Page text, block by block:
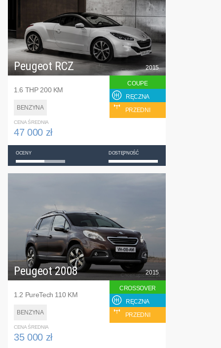
Peugeot RCZ
1.6 THP 200 KM
BENZYNA
2015
COUPE
RĘCZNA
PRZEDNI
CENA ŚREDNIA
47 000 zł
OCENY DOSTĘPNOŚĆ
Peugeot 2008
1.2 PureTech 110 KM
BENZYNA
2015
CROSSOVER
RĘCZNA
PRZEDNI
CENA ŚREDNIA
35 000 zł